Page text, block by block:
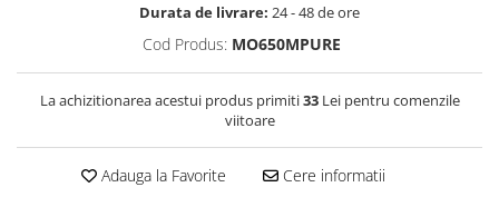
Membrana Ultrafiltrare
Cartuse diverse
Durata de livrare: 24 - 48 de ore
Cod Produs: MO650MPURE
La achizitionarea acestui produs primiti33Lei pentru comenzile
viitoare
Adauga la Favorite Cere informatii